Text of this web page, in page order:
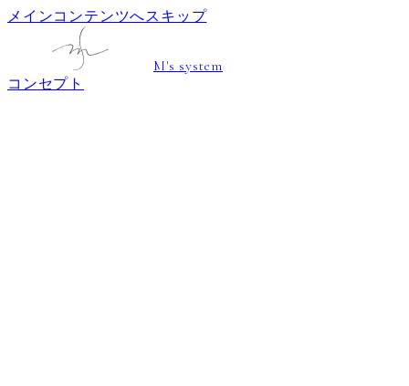
メインコンテンツへスキップ
M's system
コンセプト